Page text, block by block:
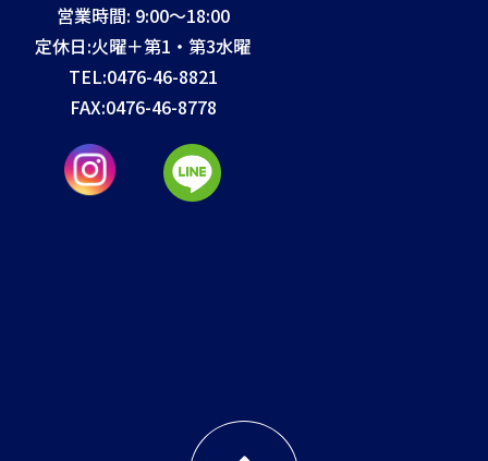
営業時間: 9:00～18:00
定休日:火曜＋第1・第3水曜
TEL:0476-46-8821
FAX:0476-46-8778